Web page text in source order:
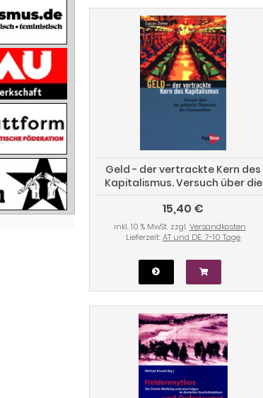
Geld - der vertrackte Kern des
Kapitalismus. Versuch über die
politische Ökonomie des
Finanzsektors
15,40 €
inkl. 10 % MwSt. zzgl.Versandkosten
Lieferzeit:AT und DE: 7-10 Tage